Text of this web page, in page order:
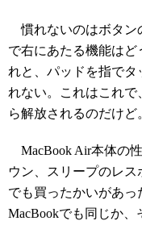
慣れないのはボタン
で右にあたる機能は
れと、パッドを指で
れない。これはこれ
ら解放されるのだけど
MacBook Air本体の
ウン、スリープのレ
でも買ったかいがあ
MacBookでも同じか、